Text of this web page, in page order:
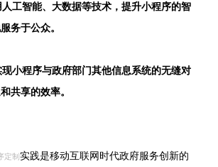
工智能、大数据等技术，提升小程序的智
务于公众。
小程序与政府部门其他信息系统的无缝对
共享的效率。
定制 实践是移动互联网时代政府服务创新的